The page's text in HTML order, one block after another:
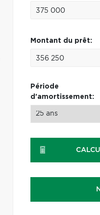
Montant du prêt:
Période
d'amortissement: